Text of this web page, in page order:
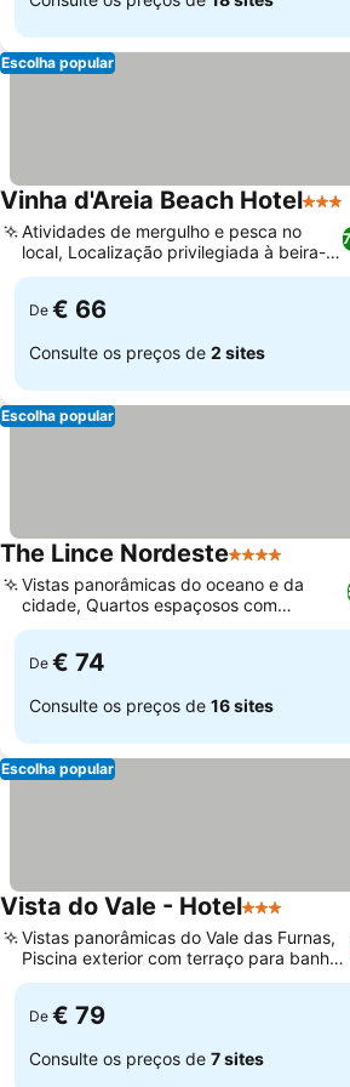
Escolha popular
Vinha d'Areia Beach Hotel3
Atividades de mergulho e pesca no
local, Localização privilegiada à beira-
mar
De € 66
Consulte os preços de 2 sites
Escolha popular
The Lince Nordeste4 Estrelas
Vistas panorâmicas do oceano e da
cidade, Quartos espaçosos com
varandas privadas
De € 74
Consulte os preços de 16 sites
Escolha popular
Vista do Vale - Hotel3 Estrelas
Vistas panorâmicas do Vale das Furnas,
Piscina exterior com terraço para banhos
de sol
De € 79
Consulte os preços de 7 sites